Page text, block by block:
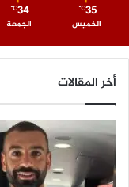
35
℃
الخميس
34
℃
الجمعة
أخر المقالات